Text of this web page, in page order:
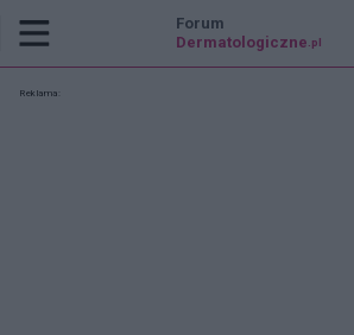
Forum
Dermatologiczne .pl
Reklama: